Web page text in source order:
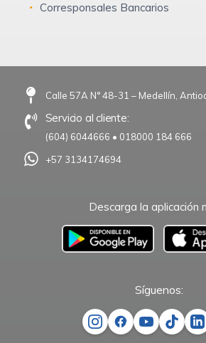
Corresponsales Bancarios
Calle 57A N° 48-31 – Medellín,
Servicio al cliente:
(604) 6044666 • 018000 184 666
+57 3134174694
Descarga la aplicación
–
Síguenos: